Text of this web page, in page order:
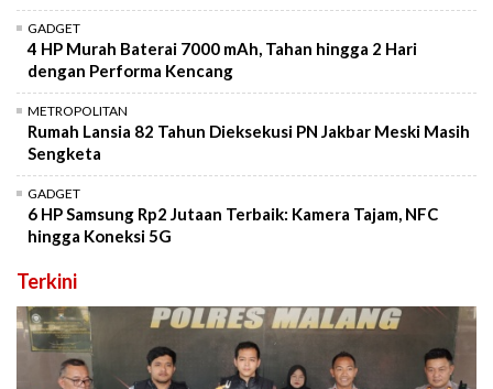
GADGET
4 HP Murah Baterai 7000 mAh, Tahan hingga 2 Hari
dengan Performa Kencang
METROPOLITAN
Rumah Lansia 82 Tahun Dieksekusi PN Jakbar Meski Masih
Sengketa
GADGET
6 HP Samsung Rp2 Jutaan Terbaik: Kamera Tajam, NFC
hingga Koneksi 5G
Terkini